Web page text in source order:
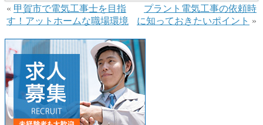
« 甲賀市で電気工事士を目指
す！アットホームな職場環境
プラント電気工事の依頼時
に知っておきたいポイント »